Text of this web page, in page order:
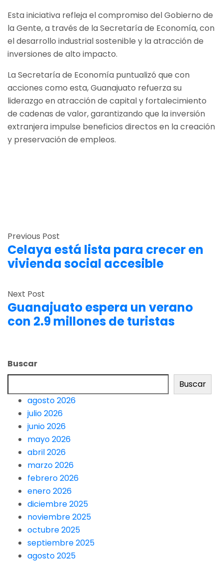
Esta iniciativa refleja el compromiso del Gobierno de
la Gente, a través de la Secretaría de Economía, con
el desarrollo industrial sostenible y la atracción de
inversiones de alto impacto.
La Secretaría de Economía puntualizó que con
acciones como esta, Guanajuato refuerza su
liderazgo en atracción de capital y fortalecimiento
de cadenas de valor, garantizando que la inversión
extranjera impulse beneficios directos en la creación
y preservación de empleos.
Previous Post
Celaya está lista para crecer en
vivienda social accesible
Next Post
Guanajuato espera un verano
con 2.9 millones de turistas
Buscar
Buscar
agosto 2026
julio 2026
junio 2026
mayo 2026
abril 2026
marzo 2026
febrero 2026
enero 2026
diciembre 2025
noviembre 2025
octubre 2025
septiembre 2025
agosto 2025